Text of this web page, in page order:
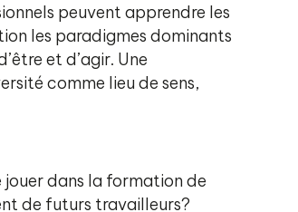
peuvent apprendre les
les paradigmes dominants
et d’agir. Une
comme lieu de sens,
dans la formation de
de futurs travailleurs?